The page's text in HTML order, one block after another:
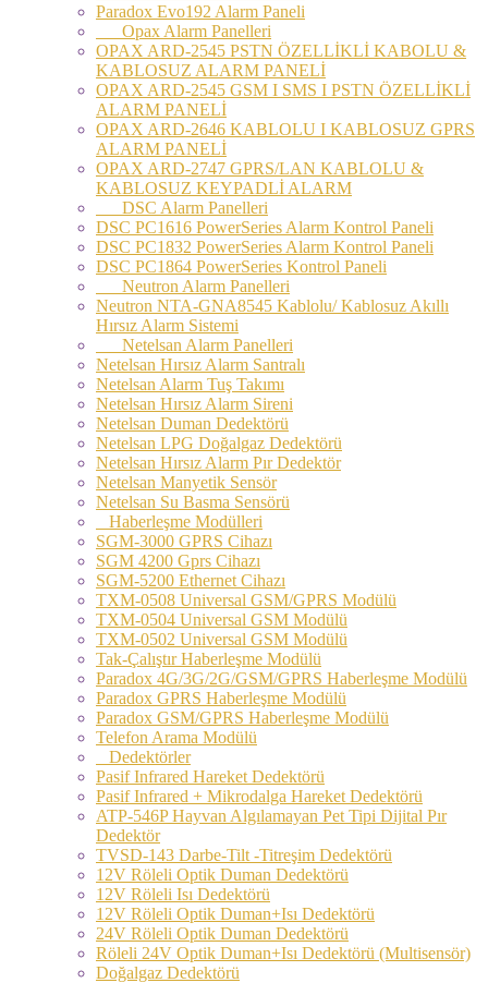
Paradox Evo192 Alarm Paneli
Opax Alarm Panelleri
OPAX ARD-2545 PSTN ÖZELLİKLİ KABOLU &
KABLOSUZ ALARM PANELİ
OPAX ARD-2545 GSM I SMS I PSTN ÖZELLİKLİ
ALARM PANELİ
OPAX ARD-2646 KABLOLU I KABLOSUZ GPRS
ALARM PANELİ
OPAX ARD-2747 GPRS/LAN KABLOLU &
KABLOSUZ KEYPADLİ ALARM
DSC Alarm Panelleri
DSC PC1616 PowerSeries Alarm Kontrol Paneli
DSC PC1832 PowerSeries Alarm Kontrol Paneli
DSC PC1864 PowerSeries Kontrol Paneli
Neutron Alarm Panelleri
Neutron NTA-GNA8545 Kablolu/ Kablosuz Akıllı
Hırsız Alarm Sistemi
Netelsan Alarm Panelleri
Netelsan Hırsız Alarm Santralı
Netelsan Alarm Tuş Takımı
Netelsan Hırsız Alarm Sireni
Netelsan Duman Dedektörü
Netelsan LPG Doğalgaz Dedektörü
Netelsan Hırsız Alarm Pır Dedektör
Netelsan Manyetik Sensör
Netelsan Su Basma Sensörü
Haberleşme Modülleri
SGM-3000 GPRS Cihazı
SGM 4200 Gprs Cihazı
SGM-5200 Ethernet Cihazı
TXM-0508 Universal GSM/GPRS Modülü
TXM-0504 Universal GSM Modülü
TXM-0502 Universal GSM Modülü
Tak-Çalıştır Haberleşme Modülü
Paradox 4G/3G/2G/GSM/GPRS Haberleşme Modülü
Paradox GPRS Haberleşme Modülü
Paradox GSM/GPRS Haberleşme Modülü
Telefon Arama Modülü
Dedektörler
Pasif Infrared Hareket Dedektörü
Pasif Infrared + Mikrodalga Hareket Dedektörü
ATP-546P Hayvan Algılamayan Pet Tipi Dijital Pır
Dedektör
TVSD-143 Darbe-Tilt -Titreşim Dedektörü
12V Röleli Optik Duman Dedektörü
12V Röleli Isı Dedektörü
12V Röleli Optik Duman+Isı Dedektörü
24V Röleli Optik Duman Dedektörü
Röleli 24V Optik Duman+Isı Dedektörü (Multisensör)
Doğalgaz Dedektörü